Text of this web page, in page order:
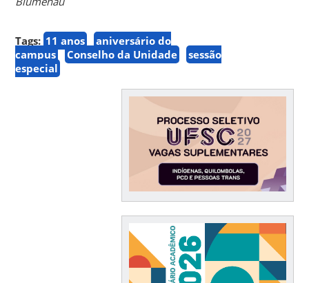
Tags: 11 anos
aniversário do
campus
Conselho da Unidade
sessão
especial